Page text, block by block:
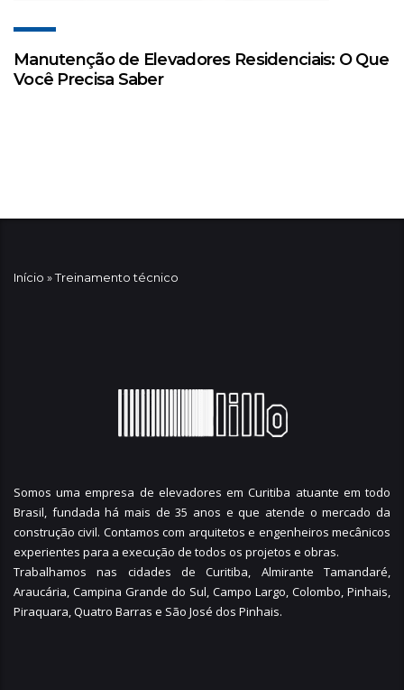
Manutenção de Elevadores Residenciais: O Que
Você Precisa Saber
Início »Treinamento técnico
Somos uma empresa de elevadores em Curitiba atuante em todo
Brasil, fundada há mais de 35 anos e que atende o mercado da
construção civil. Contamos com arquitetos e engenheiros mecânicos
experientes para a execução de todos os projetos e obras.
Trabalhamos nas cidades de Curitiba, Almirante Tamandaré,
Araucária, Campina Grande do Sul, Campo Largo, Colombo, Pinhais,
Piraquara,Quatro Barras e São José dos Pinhais.